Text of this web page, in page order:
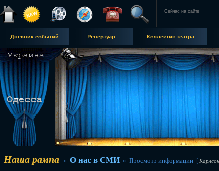
Сейчас на сайте
Дневник событий Репертуар Коллектив театра
Наша рампа » О нас в СМИ » Просмотр информации [